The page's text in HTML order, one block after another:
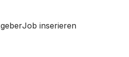
Job inserieren